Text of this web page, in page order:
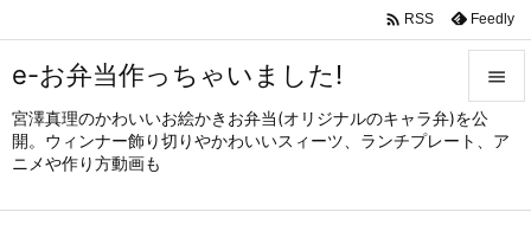
e-お弁当作っちゃいました!
宮澤真理のかわいいお絵かきお弁当(オリジナルのキャラ弁)を公
開。ウィンナー飾り切りやかわいいスィーツ、ランチプレート、ア
ニメや作り方動画も


メニュ
サイド
 RSS Feedly